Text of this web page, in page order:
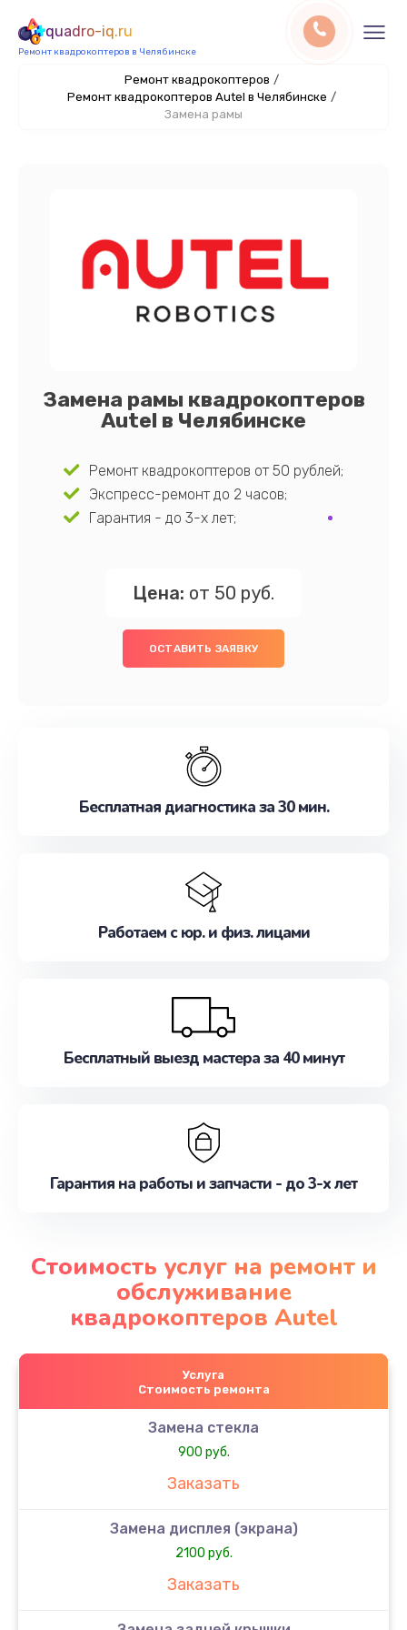
quadro-iq.ru
Ремонт квадрокоптеров в Челябинске
Ремонт квадрокоптеров /
Ремонт квадрокоптеров Autel в Челябинске /
Замена рамы
Замена рамы квадрокоптеров
Autel в Челябинске
Ремонт квадрокоптеров от 50 рублей;
Экспресс-ремонт до 2 часов;
Гарантия - до 3-х лет;
Цена: от 50 руб.
ОСТАВИТЬ ЗАЯВКУ
Бесплатная диагностика за 30 мин.
Работаем с юр. и физ. лицами
Бесплатный выезд мастера за 40 минут
Гарантия на работы и запчасти - до 3-х лет
Стоимость услуг на ремонт и
обслуживание
квадрокоптеров Autel
Услуга
Стоимость ремонта
Замена стекла
900 руб.
Заказать
Замена дисплея (экрана)
2100 руб.
Заказать